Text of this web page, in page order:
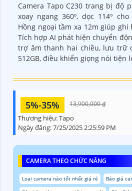
Camera Tapo C230 trang bị độ
xoay ngang 360º, dọc 114º
Hồng ngoại tầm xa 12m giúp
Tích hợp AI phát hiện chuyển
trợ âm thanh hai chiều, lưu trữ
512GB, điều khiển giọng nói tiện
5%-35% 13,900,000 ₫
Thương hiệu:Tapo
Ngày đăng:7/25/2025 2:25:59 PM
CAMERA THEO CHỨC NĂNG
Loại camera nào tốt nhất giá rẻ
Báo giá